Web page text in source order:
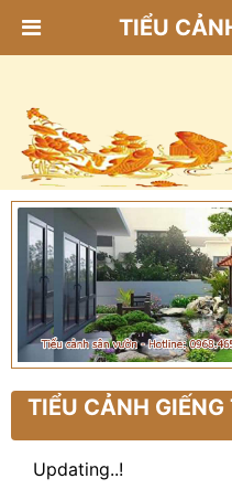
TIỂU
TIỂU CẢNH GIẾNG
Updating..!